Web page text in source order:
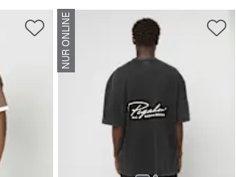
NUR ONLINE